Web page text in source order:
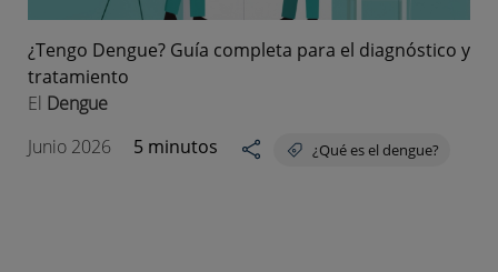
¿Tengo Dengue? Guía completa para el diagnóstico y
tratamiento
El Dengue
Junio 2026
5 minutos ¿Qué es el dengue?